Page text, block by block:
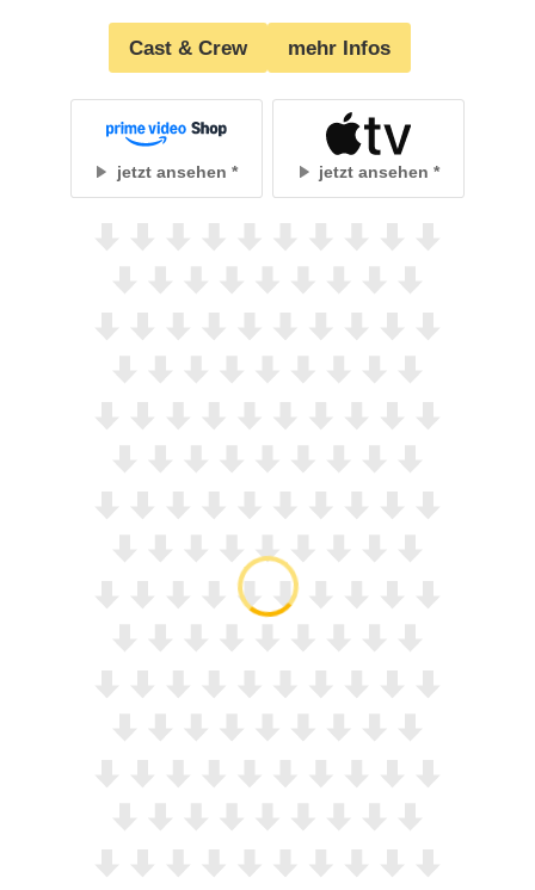
Cast & Crew mehr Infos
jetzt ansehen jetzt ansehen